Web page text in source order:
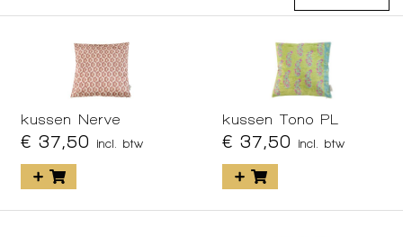
kussen Nerve
€ 37,50 incl. btw
kussen Tono PL
€ 37,50 incl. btw